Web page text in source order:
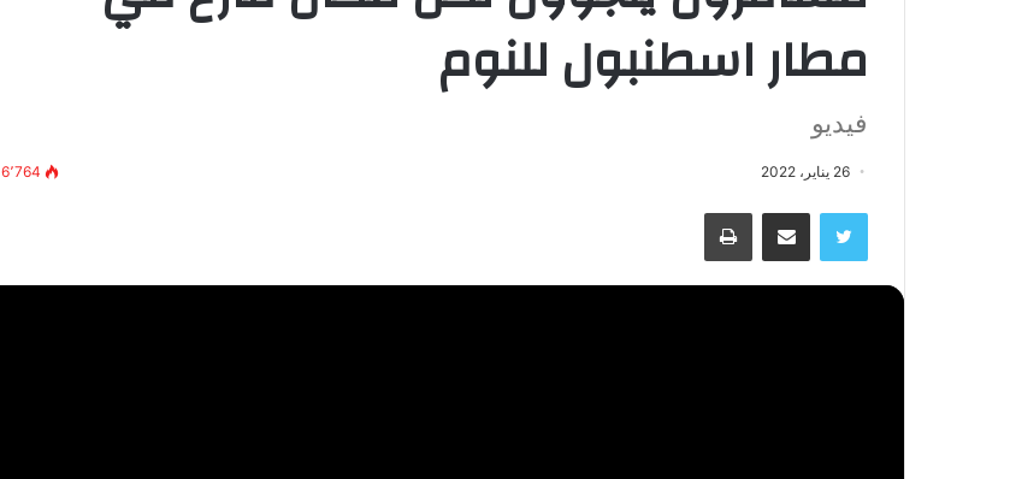
مطار اسطنبول للنوم
فيديو
26 يناير، 2022 6٬764